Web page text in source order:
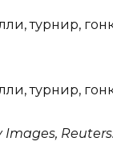
Images, Reuters.